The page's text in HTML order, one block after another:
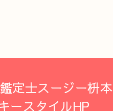
定士スージー枡本
ースタイルHP